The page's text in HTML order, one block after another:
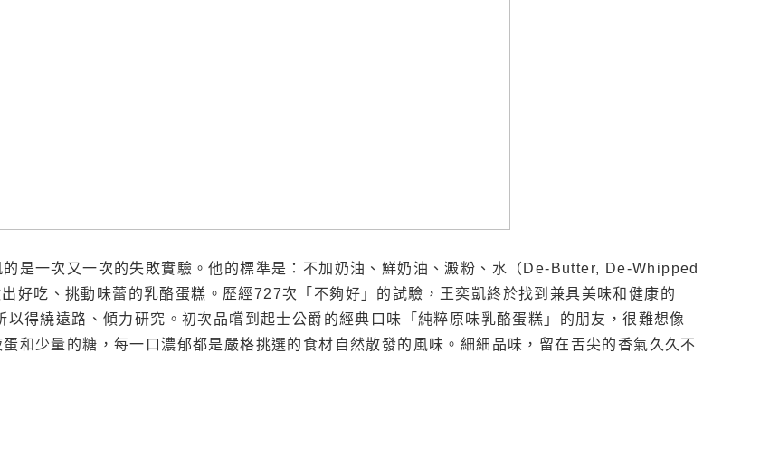
的是一次又一次的失敗實驗。他的標準是：不加奶油、鮮奶油、澱粉、水（De-Butter, De-Whipped
吃、挑動味蕾的乳酪蛋糕。歷經727次「不夠好」的試驗，王奕凱終於找到兼具美味和健康的
以得繞遠路、傾力研究。初次品嚐到起士公爵的經典口味「純粹原味乳酪蛋糕」的朋友，很難想像
和少量的糖，每一口濃郁都是嚴格挑選的食材自然散發的風味。細細品味，留在舌尖的香氣久久不